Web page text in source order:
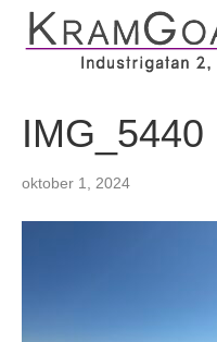
IMG_5440
oktober 1, 2024